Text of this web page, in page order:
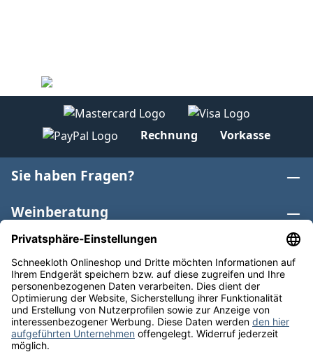
Rechnung Vorkasse
Sie haben Fragen?
Weinberatung
Informationen
Weinkategorien
Internationaler Wein